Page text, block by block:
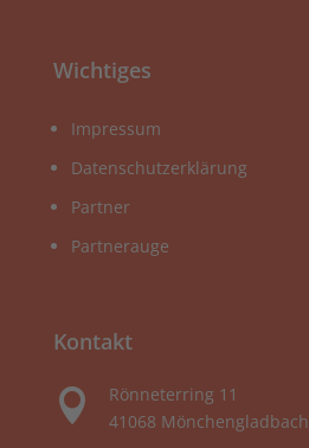
Wichtiges
Impressum
Datenschutzerklärung
Partner
Partnerauge
Kontakt

Rönneterring 11
41068 Mönchengladbach